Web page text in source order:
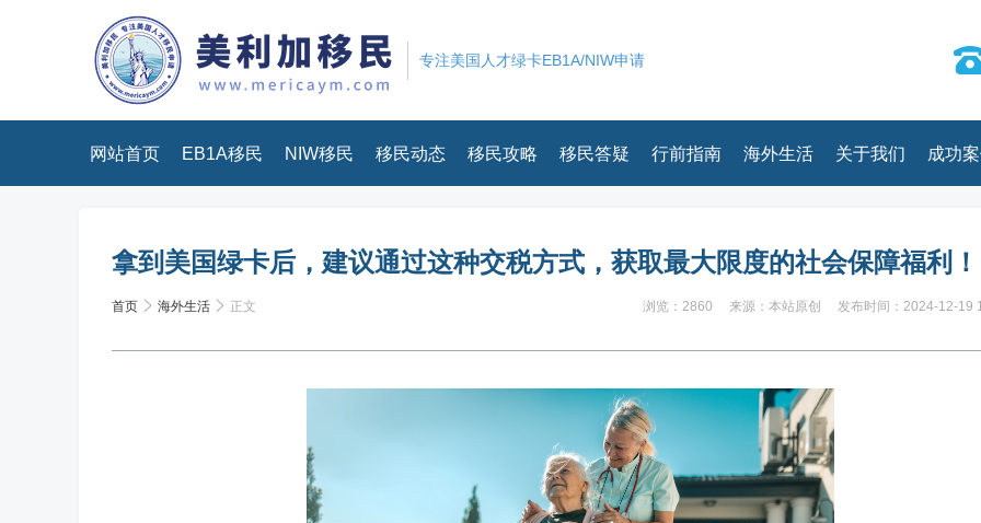
专注美国人才绿卡EB1A/NIW申请
网站首页 EB1A移民 NIW移民 移民动态 移民攻略 移民答疑 行前指南 海外生活 关于我们 成功
拿到美国绿卡后，建议通过这种交税方式，获取最大限度的社会保障福利！
首页 海外生活 正文 浏览：2860 来源：本站原创 发布时间：2024-12-19